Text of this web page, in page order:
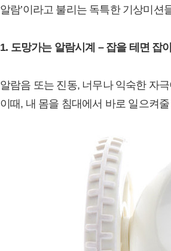
알람’이라고 불리는 독특한 기상미션
1. 도망가는 알람시계 – 잡을 테면 잡
알람음 또는 진동, 너무나 익숙한 자
이때, 내 몸을 침대에서 바로 일으켜